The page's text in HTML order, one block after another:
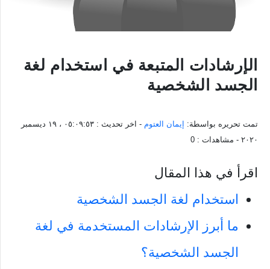
الإرشادات المتبعة في استخدام لغة
الجسد الشخصية
تمت تحريره بواسطة: إيمان العتوم - اخر تحديث :
٠٥:٠٩:٥٣ ، ١٩ ديسمبر
٢٠٢٠ - مشاهدات : 0
اقرأ في هذا المقال
استخدام لغة الجسد الشخصية
ما أبرز الإرشادات المستخدمة في لغة
الجسد الشخصية؟